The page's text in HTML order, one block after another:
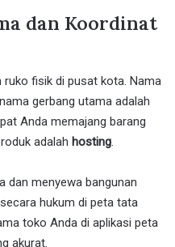
dan Koordinat
ruko fisik di pusat kota. Nama
gerbang utama adalah
Anda memajang barang
adalah hosting.
dan menyewa bangunan
hukum di peta tata
toko Anda di aplikasi peta
akurat.